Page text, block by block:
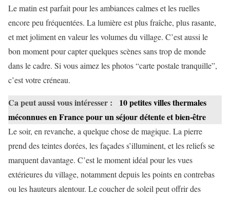
Le matin est parfait pour les ambiances calmes et les ruelles
encore peu fréquentées. La lumière est plus fraîche, plus rasante,
et met joliment en valeur les volumes du village. C’est aussi le
bon moment pour capter quelques scènes sans trop de monde
dans le cadre. Si vous aimez les photos “carte postale tranquille”,
c’est votre créneau.
Ca peut aussi vous intéresser :
10 petites villes thermales
méconnues en France pour un séjour détente et bien-être
Le soir, en revanche, a quelque chose de magique. La pierre
prend des teintes dorées, les façades s’illuminent, et les reliefs se
marquent davantage. C’est le moment idéal pour les vues
extérieures du village, notamment depuis les points en contrebas
ou les hauteurs alentour. Le coucher de soleil peut offrir des